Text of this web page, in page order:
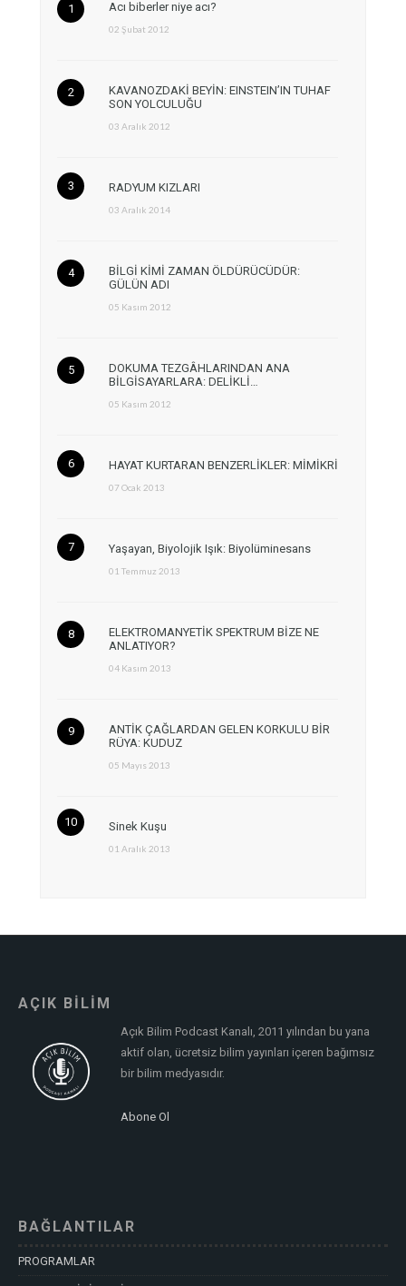
Acı biberler niye acı?
02 Şubat 2012
KAVANOZDAKİ BEYİN: EINSTEIN’IN TUHAF
SON YOLCULUĞU
03 Aralık 2012
RADYUM KIZLARI
03 Aralık 2014
BİLGİ KİMİ ZAMAN ÖLDÜRÜCÜDÜR:
GÜLÜN ADI
05 Kasım 2012
DOKUMA TEZGÂHLARINDAN ANA
BİLGİSAYARLARA: DELİKLİ…
05 Kasım 2012
HAYAT KURTARAN BENZERLİKLER: MİMİKRİ
07 Ocak 2013
Yaşayan, Biyolojik Işık: Biyolüminesans
01 Temmuz 2013
ELEKTROMANYETİK SPEKTRUM BİZE NE
ANLATIYOR?
04 Kasım 2013
ANTİK ÇAĞLARDAN GELEN KORKULU BİR
RÜYA: KUDUZ
05 Mayıs 2013
Sinek Kuşu
01 Aralık 2013
AÇIK BİLİM
Açık Bilim Podcast Kanalı, 2011 yılından bu yana
aktif olan, ücretsiz bilim yayınları içeren bağımsız
bir bilim medyasıdır.
Abone Ol
BAĞLANTILAR
PROGRAMLAR